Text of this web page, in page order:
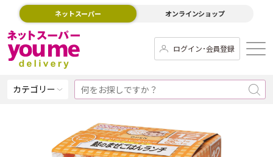
ネットスーパー オンラインショップ
ログイン･会員登録
カテゴリー